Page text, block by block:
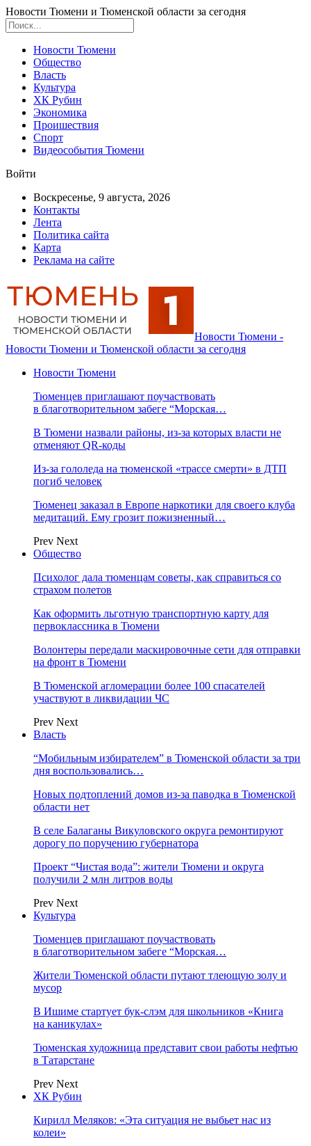
Новости Тюмени и Тюменской области за сегодня
Новости Тюмени
Общество
Власть
Культура
ХК Рубин
Экономика
Проишествия
Спорт
Видеособытия Тюмени
Войти
Воскресенье, 9 августа, 2026
Контакты
Лента
Политика сайта
Карта
Реклама на сайте
Новости Тюмени -
Новости Тюмени и Тюменской области за сегодня
Новости Тюмени
Тюменцев приглашают поучаствовать
в благотворительном забеге “Морская…
В Тюмени назвали районы, из-за которых власти не
отменяют QR-коды
Из-за гололеда на тюменской «трассе смерти» в ДТП
погиб человек
Тюменец заказал в Европе наркотики для своего клуба
медитаций. Ему грозит пожизненный…
Prev Next
Общество
Психолог дала тюменцам советы, как справиться со
страхом полетов
Как оформить льготную транспортную карту для
первоклассника в Тюмени
Волонтеры передали маскировочные сети для отправки
на фронт в Тюмени
В Тюменской агломерации более 100 спасателей
участвуют в ликвидации ЧС
Prev Next
Власть
“Мобильным избирателем” в Тюменской области за три
дня воспользовались…
Новых подтоплений домов из-за паводка в Тюменской
области нет
В селе Балаганы Викуловского округа ремонтируют
дорогу по поручению губернатора
Проект “Чистая вода”: жители Тюмени и округа
получили 2 млн литров воды
Prev Next
Культура
Тюменцев приглашают поучаствовать
в благотворительном забеге “Морская…
Жители Тюменской области путают тлеющую золу и
мусор
В Ишиме стартует бук-слэм для школьников «Книга
на каникулах»
Тюменская художница представит свои работы нефтью
в Татарстане
Prev Next
ХК Рубин
Кирилл Меляков: «Эта ситуация не выбьет нас из
колеи»